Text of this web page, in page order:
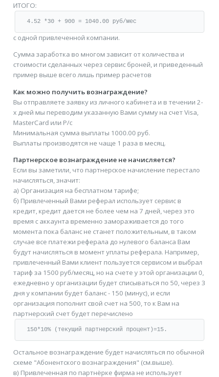
ИТОГО:
4.52 *30 + 900 = 1040.00 руб/мес
с одной привлеченной компании.
Сумма заработка во многом зависит от количества и
стоимости сделанных через сервис броней, и приведенный
пример выше всего лишь пример расчетов
Как можно получить вознаграждение?
Вы отправляете заявку из личного кабинета и в течении 2-
х дней мы переводим указанную Вами сумму на счет Visa,
MasterCard или Р/c
Минимальная сумма выплаты 1000.00 руб.
Выплаты производятся не чаще 1 раза в месяц.
Партнерское вознаграждение не начисляется?
Если вы заметили, что партнерское начисление перестало
начисляться, значит:
а) Организация на бесплатном тарифе;
б) Привлеченный Вами реферал использует сервис в
кредит, кредит дается не более чем на 7 дней, через это
время с аккаунта временно замораживается до того
момента пока баланс не станет положительным, в таком
случае все платежи реферала до нулевого баланса Вам
будут начисляться в момент уплаты реферала. Например,
привлеченный Вами клиент пользуется сервисом и выбрал
тариф за 1500 руб/месяц, но на счете у этой организации 0,
ежедневно у организации будет списываться по 50, через 3
дня у компании будет баланс - 150 (минус), и если
организация пополнит свой счет на 500, то к Вам на
партнерский счет будет перечислено
150*10% (текущий партнерский процент)=15.
Остальное вознаграждение будет начисляться по обычной
схеме "Абонентского вознаграждения" (см.выше).
в) Привлеченная по партнёрке фирма не использует